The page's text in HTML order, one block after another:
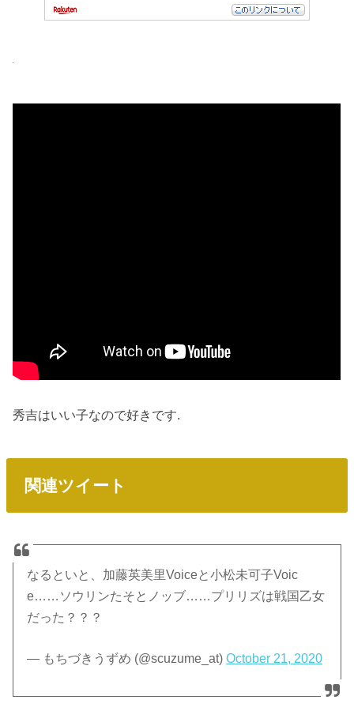
秀吉はいい子なので好きです.
関連ツイート
なるといと、加藤英美里Voiceと小松未可子Voic
e……ソウリンたそとノッブ……プリリズは戦国乙女
だった？？？
— もちづきうずめ (@scuzume_at)October 21, 2020